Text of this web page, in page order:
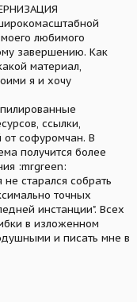
любимого
завершению. Как
материал,
я и хочу
ссылки,
софуромчан. В
получится более
:mrgreen:
старался собрать
точных
инстанции". Всех
в изложенном
и писать мне в